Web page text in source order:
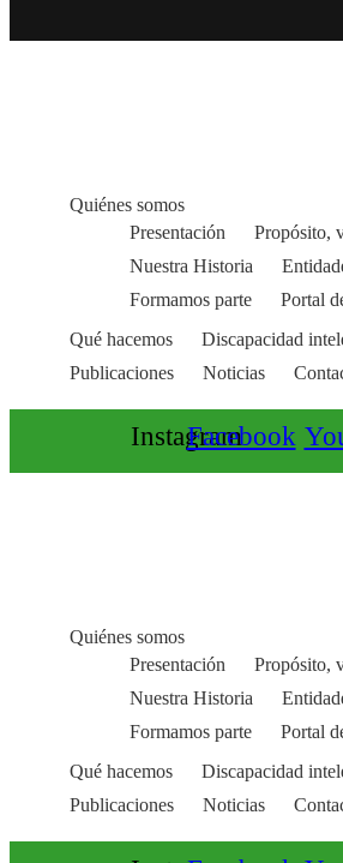
Quiénes somos
Presentación
Propósito,
Nuestra Historia
Formamos parte
Portal
Qué hacemos
Discapacidad
Publicaciones
Noticias
InstagramFacebook
Quiénes somos
Presentación
Propósito,
Nuestra Historia
Formamos parte
Portal
Qué hacemos
Discapacidad
Publicaciones
Noticias